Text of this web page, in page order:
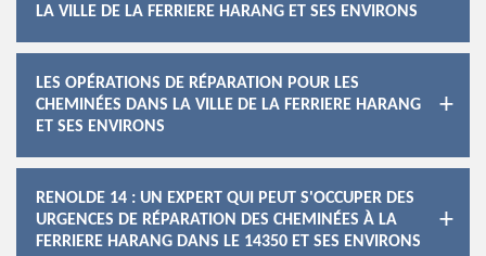
LA VILLE DE LA FERRIERE HARANG ET SES ENVIRONS
LES OPÉRATIONS DE RÉPARATION POUR LES
CHEMINÉES DANS LA VILLE DE LA FERRIERE HARANG
ET SES ENVIRONS
RENOLDE 14 : UN EXPERT QUI PEUT S'OCCUPER DES
URGENCES DE RÉPARATION DES CHEMINÉES À LA
FERRIERE HARANG DANS LE 14350 ET SES ENVIRONS